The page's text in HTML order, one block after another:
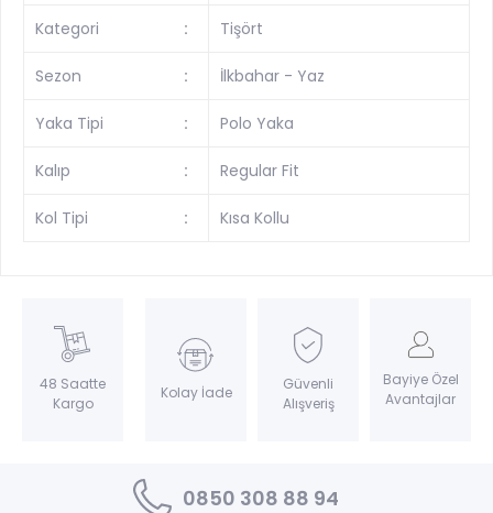
Kategori : Tişört
Sezon : İlkbahar - Yaz
Yaka Tipi : Polo Yaka
Kalıp : Regular Fit
Kol Tipi : Kısa Kollu
48 Saatte
Kargo
Kolay İade
Güvenli
Alışveriş
Bayiye Özel
Avantajlar
0850 308 88 94